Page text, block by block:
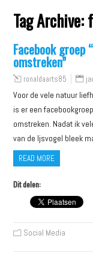
Tag Archive:
Facebook groep
omstreken”
ronaldaarts85
Voor de vele natuur
is er een
omstreken. Nadat ik
van de Ijsvogel bleek
READ MORE
Dit delen:
Social Media